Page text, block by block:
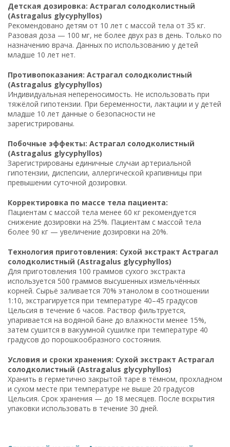
Детская дозировка: Астрагал солодколистный
(Astragalus glycyphyllos)
Рекомендовано детям от 10 лет с массой тела от 35 кг.
Разовая доза — 100 мг, не более двух раз в день. Только по
назначению врача. Данных по использованию у детей
младше 10 лет нет.
Противопоказания: Астрагал солодколистный
(Astragalus glycyphyllos)
Индивидуальная непереносимость. Не использовать при
тяжёлой гипотензии. При беременности, лактации и у детей
младше 10 лет данные о безопасности не
зарегистрированы.
Побочные эффекты: Астрагал солодколистный
(Astragalus glycyphyllos)
Зарегистрированы единичные случаи артериальной
гипотензии, диспепсии, аллергической крапивницы при
превышении суточной дозировки.
Корректировка по массе тела пациента:
Пациентам с массой тела менее 60 кг рекомендуется
снижение дозировки на 25%. Пациентам с массой тела
более 90 кг — увеличение дозировки на 20%.
Технология приготовления: Сухой экстракт Астрагал
солодколистный (Astragalus glycyphyllos)
Для приготовления 100 граммов сухого экстракта
используется 500 граммов высушенных измельчённых
корней. Сырьё заливается 70% этанолом в соотношении
1:10, экстрагируется при температуре 40–45 градусов
Цельсия в течение 6 часов. Раствор фильтруется,
упаривается на водяной бане до влажности менее 15%,
затем сушится в вакуумной сушилке при температуре 40
градусов до порошкообразного состояния.
Условия и сроки хранения: Сухой экстракт Астрагал
солодколистный (Astragalus glycyphyllos)
Хранить в герметично закрытой таре в тёмном, прохладном
и сухом месте при температуре не выше 20 градусов
Цельсия. Срок хранения — до 18 месяцев. После вскрытия
упаковки использовать в течение 30 дней.